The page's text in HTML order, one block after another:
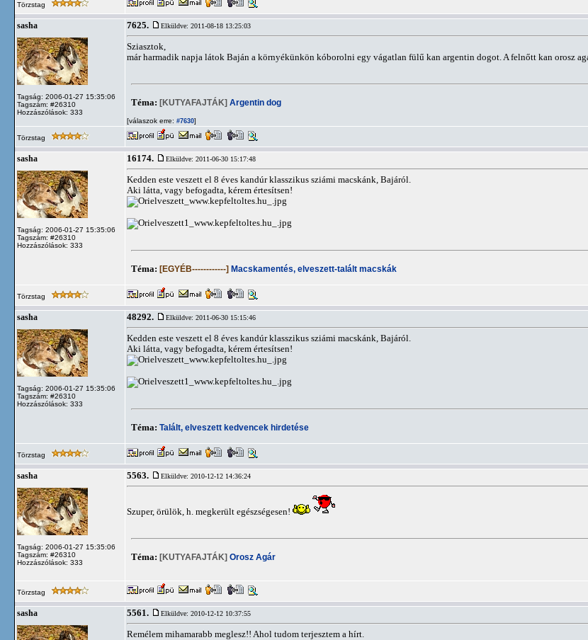
Törzstag
sasha
Tagság: 2006-01-27 15:35:06
Tagszám: #26310
Hozzászólások: 333
7625. Elküldve: 2011-08-18 13:25:03
Sziasztok,
már harmadik napja látok Baján a környékünkön kóborolni egy vágatlan fülű kan argentin dogot. A felnőtt kan orosz
Téma: [KUTYAFAJTÁK] Argentin dog
[válaszok erre: #7630]
Törzstag
sasha
Tagság: 2006-01-27 15:35:06
Tagszám: #26310
Hozzászólások: 333
16174. Elküldve: 2011-06-30 15:17:48
Kedden este veszett el 8 éves kandúr klasszikus sziámi macskánk, Bajáról.
Aki látta, vagy befogadta, kérem értesítsen!
Téma: [EGYÉB------------] Macskamentés, elveszett-talált macskák
Törzstag
sasha
Tagság: 2006-01-27 15:35:06
Tagszám: #26310
Hozzászólások: 333
48292. Elküldve: 2011-06-30 15:15:46
Kedden este veszett el 8 éves kandúr klasszikus sziámi macskánk, Bajáról.
Aki látta, vagy befogadta, kérem értesítsen!
Téma: Talált, elveszett kedvencek hirdetése
Törzstag
sasha
Tagság: 2006-01-27 15:35:06
Tagszám: #26310
Hozzászólások: 333
5563. Elküldve: 2010-12-12 14:36:24
Szuper, örülök, h. megkerült egészségesen!
Téma: [KUTYAFAJTÁK] Orosz Agár
Törzstag
sasha 5561. Elküldve: 2010-12-12 10:37:55
Remélem mihamarabb meglesz!! Ahol tudom terjesztem a hírt.